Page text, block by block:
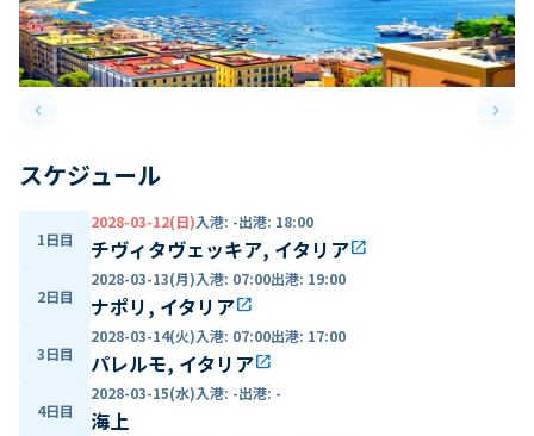
keyboard_arrow_leftPrevious slide keyboard_arrow_right
スケジュール
1日目
2028-03-12(日)入港: -出港: 18:00
チヴィタヴェッキア, イタリアopen_in_new
2日目
2028-03-13(月)入港: 07:00出港: 19:00
ナポリ, イタリアopen_in_new
3日目
2028-03-14(火)入港: 07:00出港: 17:00
パレルモ, イタリアopen_in_new
4日目
2028-03-15(水)入港: -出港: -
海上